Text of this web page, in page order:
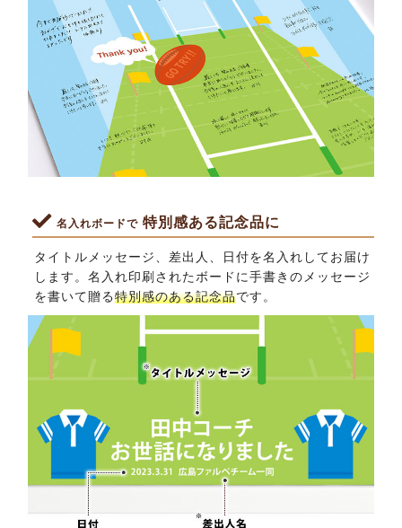
名入れボードで 特別感ある記念品に
タイトルメッセージ、差出人、日付を名入れしてお届け
します。名入れ印刷されたボードに手書きのメッセージ
を書いて贈る特別感のある記念品です。